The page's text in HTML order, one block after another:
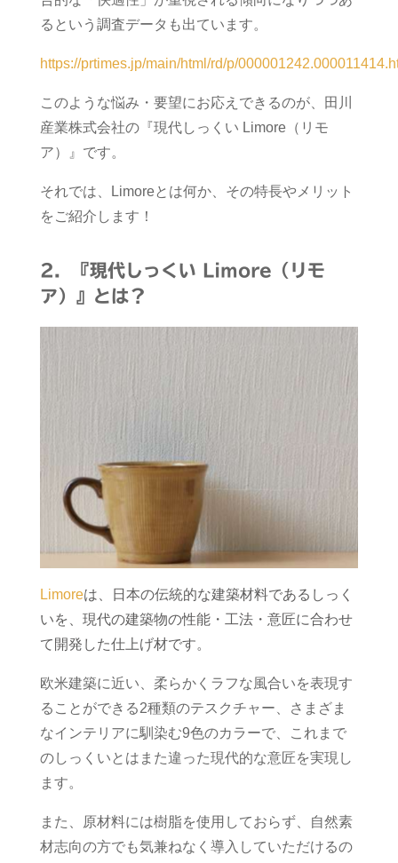
るという調査データも出ています。
https://prtimes.jp/main/html/rd/p/
このような悩み・要望にお応えできるのが、田川
産業株式会社の『現代しっくい Limore（リモ
ア）』です。
それでは、Limoreとは何か、その特長やメリット
をご紹介します！
2．『現代しっくい Limore（リモ
ア）』とは？
Limoreは、日本の伝統的な建築材料であるしっく
いを、現代の建築物の性能・工法・意匠に合わせ
て開発した仕上げ材です。
欧米建築に近い、柔らかくラフな風合いを表現す
ることができる2種類のテスクチャー、さまざま
なインテリアに馴染む9色のカラーで、これまで
のしっくいとはまた違った現代的な意匠を実現し
ます。
また、原材料には樹脂を使用しておらず、自然素
材志向の方でも気兼ねなく導入していただけるの